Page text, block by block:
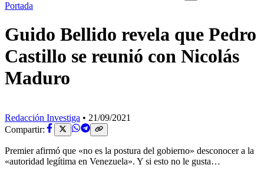
Portada
Guido Bellido revela que Pedro
Castillo se reunió con Nicolás
Maduro
Redacción Investiga • 21/09/2021
Compartir:
Premier afirmó que «no es la postura del gobierno» desconocer a la
«autoridad legítima en Venezuela». Y si esto no le gusta…